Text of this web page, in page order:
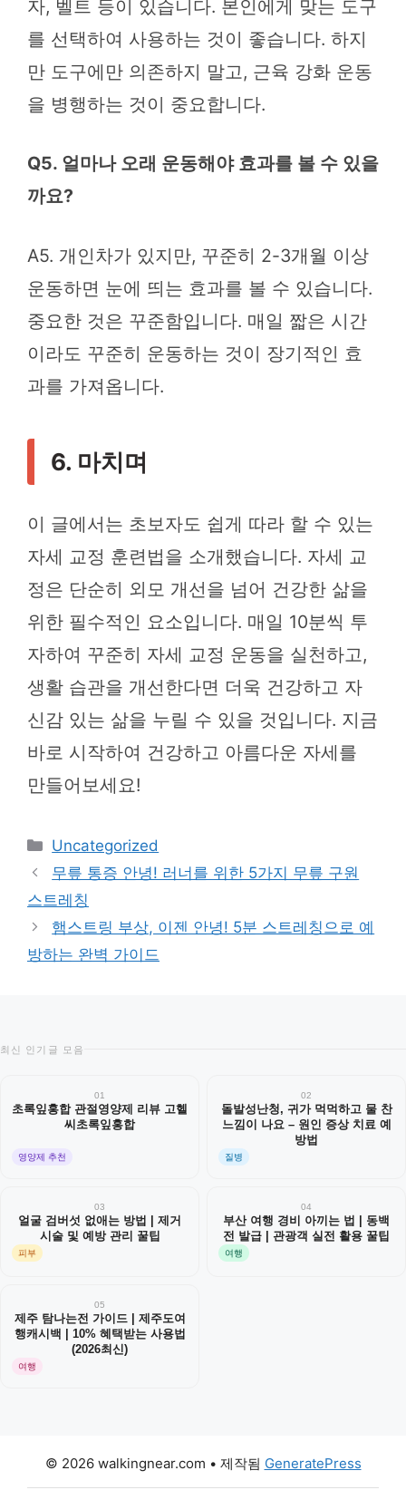
자, 벨트 등이 있습니다. 본인에게 맞는 도구
를 선택하여 사용하는 것이 좋습니다. 하지
만 도구에만 의존하지 말고, 근육 강화 운동
을 병행하는 것이 중요합니다.
Q5. 얼마나 오래 운동해야 효과를 볼 수 있을
까요?
A5. 개인차가 있지만, 꾸준히 2-3개월 이상
운동하면 눈에 띄는 효과를 볼 수 있습니다.
중요한 것은 꾸준함입니다. 매일 짧은 시간
이라도 꾸준히 운동하는 것이 장기적인 효
과를 가져옵니다.
6. 마치며
이 글에서는 초보자도 쉽게 따라 할 수 있는
자세 교정 훈련법을 소개했습니다. 자세 교
정은 단순히 외모 개선을 넘어 건강한 삶을
위한 필수적인 요소입니다. 매일 10분씩 투
자하여 꾸준히 자세 교정 운동을 실천하고,
생활 습관을 개선한다면 더욱 건강하고 자
신감 있는 삶을 누릴 수 있을 것입니다. 지금
바로 시작하여 건강하고 아름다운 자세를
만들어보세요!
카
테
고
리
Uncategorized
무릎 통증 안녕! 러너를 위한 5가지 무릎 구원
스트레칭
햄스트링 부상, 이젠 안녕! 5분 스트레칭으로 예
방하는 완벽 가이드
최신 인기글 모음
01
초록잎홍합 관절영양제 리뷰 고헬
씨초록잎홍합
영양제 추천
02
돌발성난청, 귀가 먹먹하고 물 찬
느낌이 나요 – 원인 증상 치료 예
방법
질병
03
얼굴 검버섯 없애는 방법 | 제거
시술 및 예방 관리 꿀팁
피부
04
부산 여행 경비 아끼는 법 | 동백
전 발급 | 관광객 실전 활용 꿀팁
여행
05
제주 탐나는전 가이드 | 제주도여
행캐시백 | 10% 혜택받는 사용법
(2026최신)
여행
© 2026 walkingnear.com • 제작됨 GeneratePress